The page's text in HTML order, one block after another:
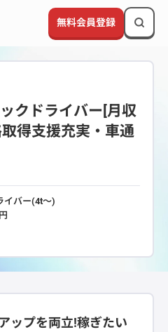
無料会員登録
クドライバー[月収
得支援充実・車通
イバー(4t～)
ップを両立!稼ぎたい